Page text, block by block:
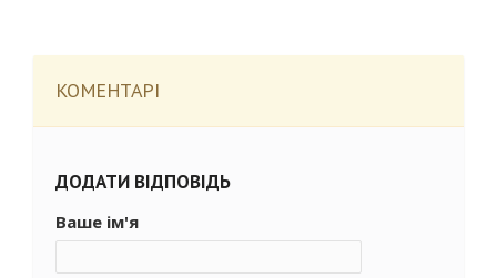
КОМЕНТАРІ
ДОДАТИ ВІДПОВІДЬ
Ваше ім'я